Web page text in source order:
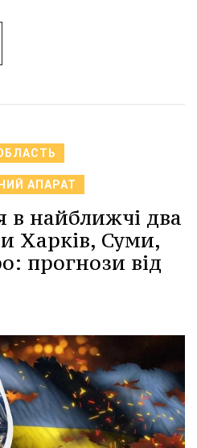
АПАРАТ
в найближчі два
Харків, Суми,
прогнози від